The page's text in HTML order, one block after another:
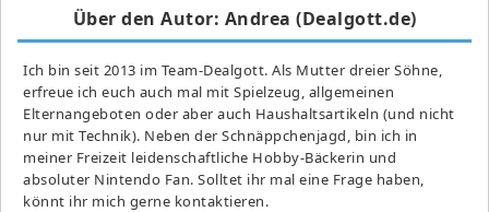
Über den Autor: Andrea (Dealgott.de)
Ich bin seit 2013 im Team-Dealgott. Als Mutter dreier Söhne,
erfreue ich euch auch mal mit Spielzeug, allgemeinen
Elternangeboten oder aber auch Haushaltsartikeln (und nicht
nur mit Technik). Neben der Schnäppchenjagd, bin ich in
meiner Freizeit leidenschaftliche Hobby-Bäckerin und
absoluter Nintendo Fan. Solltet ihr mal eine Frage haben,
könnt ihr mich gerne kontaktieren.